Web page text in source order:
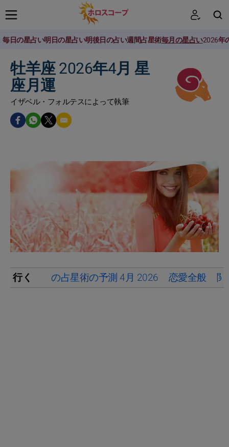
毎日の星占い明日の星占い明後日の占い週間占星術毎月の星占い2026年
牡羊座 2026年4月 星
座月運
イザベル・フォルテスによって執筆
行く の占星術の予測 4月 2026 恋愛全般 関